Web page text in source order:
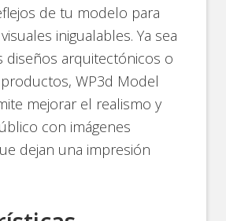
de tu modelo para
inigualables. Ya sea
diseños arquitectónicos o
WP3d Model
mejorar el realismo y
con imágenes
dejan una impresión